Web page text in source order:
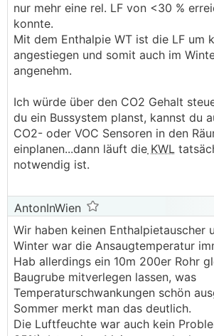
nur mehr eine rel. LF von <30 %
konnte.
Mit dem Enthalpie WT ist die LF um
angestiegen und somit auch im
angenehm.
Ich würde über den CO2 Gehalt
du ein Bussystem planst, kannst du
CO2- oder VOC Sensoren in den
einplanen...dann läuft die KWL
notwendig ist.
AntonInWien
Wir haben keinen Enthalpietauscher
Winter war die Ansaugtemperatur
Hab allerdings ein 10m 200er Rohr
Baugrube mitverlegen lassen, was
Temperaturschwankungen schön
Sommer merkt man das deutlich.
Die Luftfeuchte war auch kein